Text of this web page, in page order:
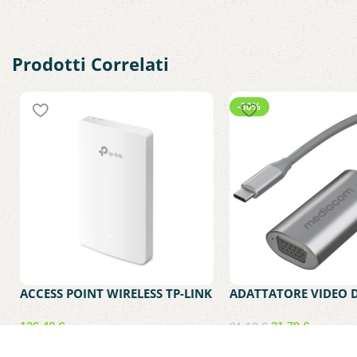
Prodotti Correlati
ACCESS POINT WIRELESS TP-LINK
PARETE
136,40€
-30%
ADATTATORE VIDEO
MEDIACOM MD-C307
31,13 € 21,79 €